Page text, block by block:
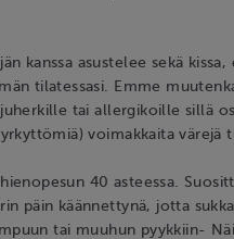
kanssa asustelee sekä kissa,
tilatessasi. Emme
tai allergikoille sillä
voimakkaita värejä
40 asteessa.
päin käännettynä, jotta
tai muuhun pyykkiin-